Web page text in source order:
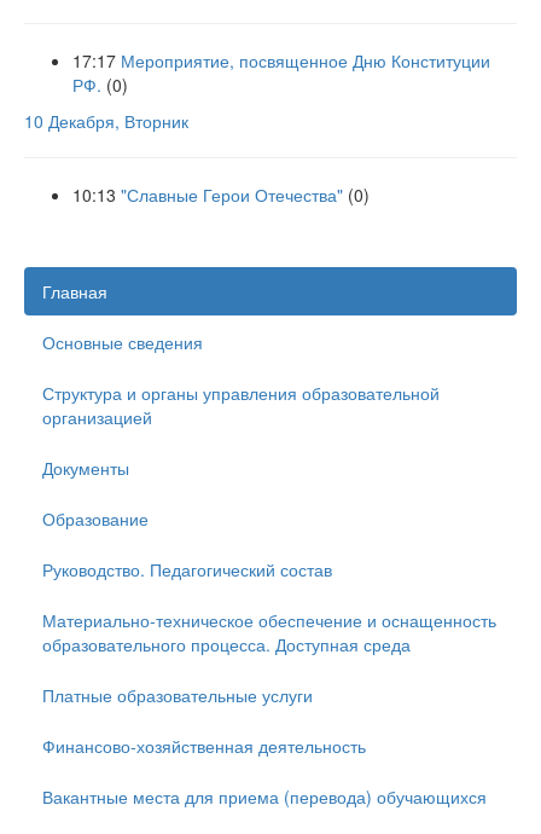
17:17 Мероприятие, посвященное Дню Конституции
РФ. (0)
10 Декабря, Вторник
10:13 "Славные Герои Отечества" (0)
Главная
Основные сведения
Структура и органы управления образовательной
организацией
Документы
Образование
Руководство. Педагогический состав
Материально-техническое обеспечение и оснащенность
образовательного процесса. Доступная среда
Платные образовательные услуги
Финансово-хозяйственная деятельность
Вакантные места для приема (перевода) обучающихся